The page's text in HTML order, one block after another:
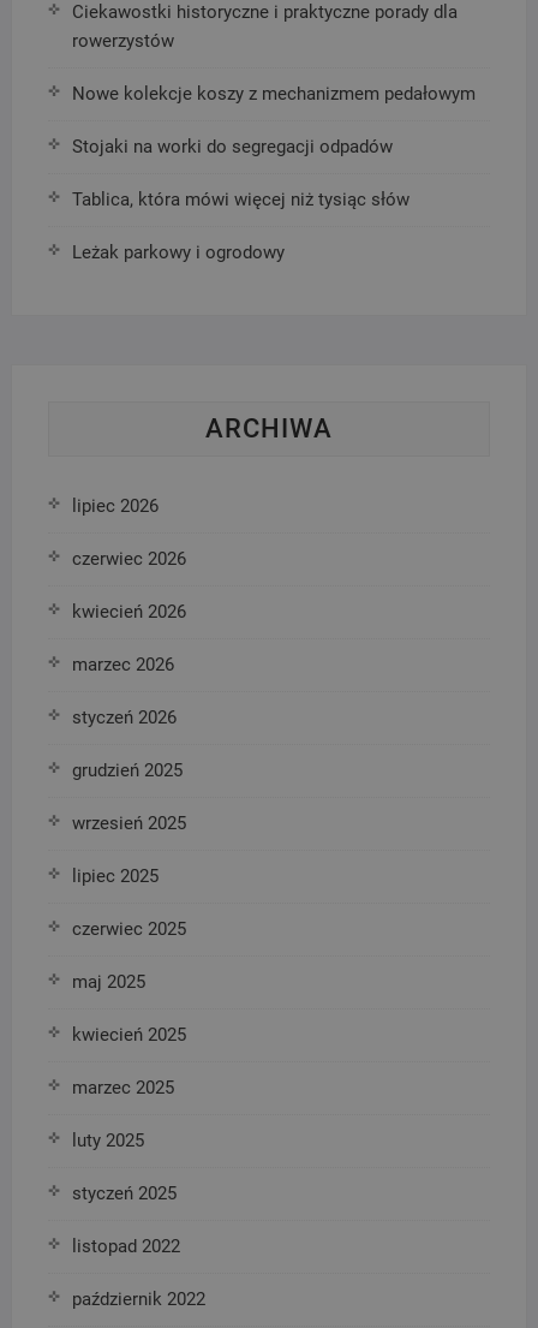
Ciekawostki historyczne i praktyczne porady dla
rowerzystów
Nowe kolekcje koszy z mechanizmem pedałowym
Stojaki na worki do segregacji odpadów
Tablica, która mówi więcej niż tysiąc słów
Leżak parkowy i ogrodowy
ARCHIWA
lipiec 2026
czerwiec 2026
kwiecień 2026
marzec 2026
styczeń 2026
grudzień 2025
wrzesień 2025
lipiec 2025
czerwiec 2025
maj 2025
kwiecień 2025
marzec 2025
luty 2025
styczeń 2025
listopad 2022
październik 2022